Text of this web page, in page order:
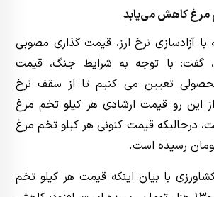
کاهش می‌یابد
آزادسازی نرخ ارز، قیمت گذاری مصوبی
گفت: با توجه به شرایط جنگ، قیمت
تعیین می کنیم تا از سقف نرخ
از این رو قیمت ارشادی هر کیلو تخم مرغ
است، درحالیکه قیمت کنونی هر کیلو تخم مرغ
با بیان اینکه قیمت هر کیلو تخم